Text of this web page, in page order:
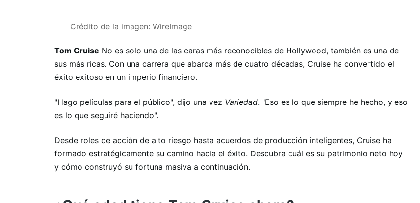
Crédito de la imagen: WireImage
Tom Cruise No es solo una de las caras más reconocibles de Hollywood, también es una de
sus más ricas. Con una carrera que abarca más de cuatro décadas, Cruise ha convertido el
éxito exitoso en un imperio financiero.
"Hago películas para el público", dijo una vez Variedad. "Eso es lo que siempre he hecho, y eso
es lo que seguiré haciendo".
Desde roles de acción de alto riesgo hasta acuerdos de producción inteligentes, Cruise ha
formado estratégicamente su camino hacia el éxito. Descubra cuál es su patrimonio neto hoy
y cómo construyó su fortuna masiva a continuación.